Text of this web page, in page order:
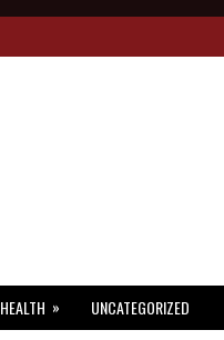
HEALTH » UNCATEGORIZED